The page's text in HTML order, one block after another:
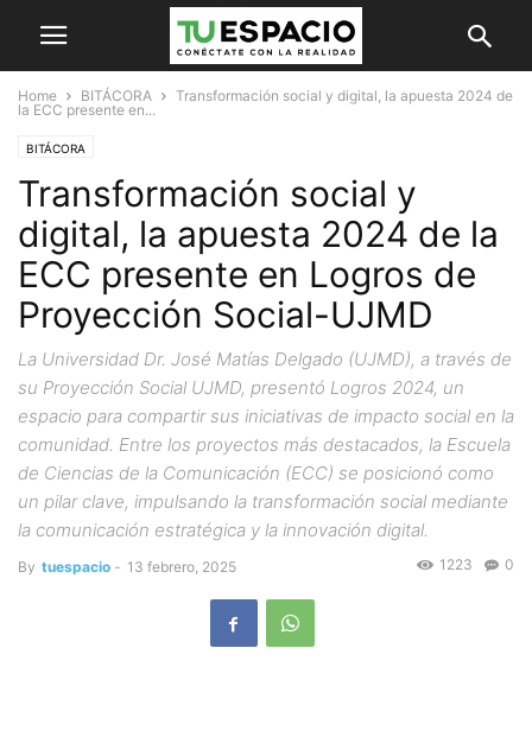
Home BITÁCORA
Transformación social y digital, la apuesta 2024 de
la ECC presente en...
BITÁCORA
Transformación social y
digital, la apuesta 2024 de la
ECC presente en Logros de
Proyección Social-UJMD
La Universidad Dr. José Matías Delgado (UJMD), a través de
su Proyección Social UJMD, presentó Logros 2024, un
espacio para compartir sus iniciativas de impacto social en la
comunidad. Entre los proyectos más destacados, la Escuela
de Ciencias de la Comunicación (ECC) se posicionó como
un pilar clave, impulsando la transformación social mediante
la comunicación estratégica y la innovación digital.
By tuespacio - 13 febrero, 2025 0
1223